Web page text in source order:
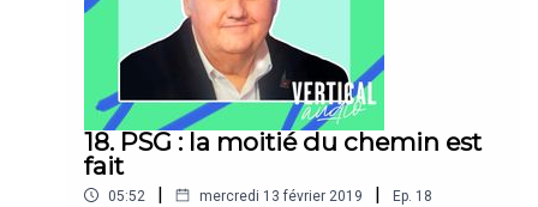
18. PSG : la moitié du chemin est
fait
05:52 | mercredi 13 février 2019 | Ep. 18